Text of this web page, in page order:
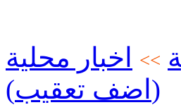
>>
اخبار محلية
(اضف تعقيب)